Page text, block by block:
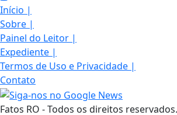
Início |
Sobre |
Painel do Leitor |
Expediente |
Termos de Uso e Privacidade |
Contato
Fatos RO - Todos os direitos reservados.